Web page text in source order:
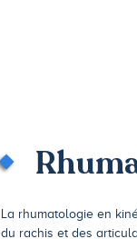
La rhumatologie en
du rachis et des